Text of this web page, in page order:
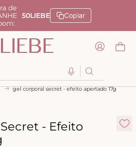
de
50LIEBE Copiar
gel corporal secret - efeito apertado 17g
- Efeito